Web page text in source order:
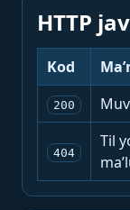
HTTP
Kod
200
404
Til